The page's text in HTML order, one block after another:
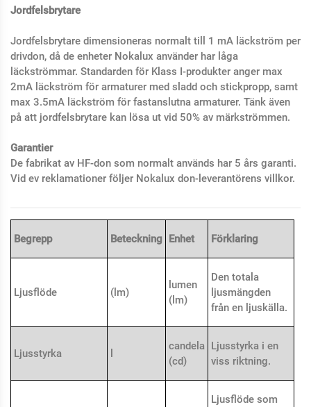
Jordfelsbrytare
Jordfelsbrytare dimensioneras normalt till 1 mA läckström per
drivdon, då de enheter Nokalux använder har låga
läckströmmar. Standarden för Klass I-produkter anger max
2mA läckström för armaturer med sladd och stickpropp, samt
max 3.5mA läckström för fastanslutna armaturer. Tänk även
på att jordfelsbrytare kan lösa ut vid 50% av märkströmmen.
Garantier
De fabrikat av HF-don som normalt används har 5 års garanti.
Vid ev reklamationer följer Nokalux don-leverantörens villkor.
Begrepp Beteckning Enhet Förklaring
Ljusflöde (lm)
lumen
(lm)
Den totala
ljusmängden
från en ljuskälla.
Ljusstyrka
candela
(cd)
Ljusstyrka i en
viss riktning.
Ljusflöde som